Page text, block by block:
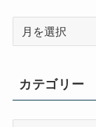
ブ
カテゴリー